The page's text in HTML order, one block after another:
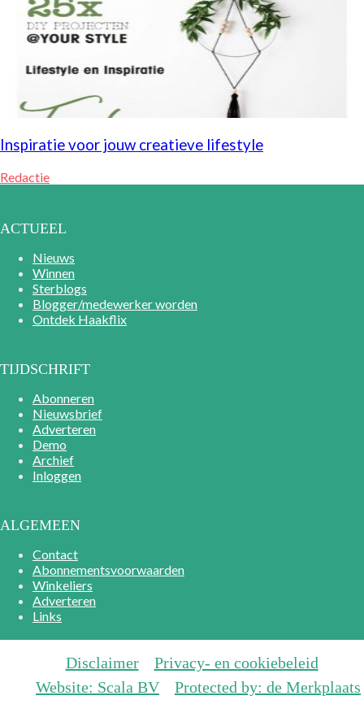
Inspiratie voor jouw creatieve lifestyle
Redactie
ACTUEEL
Nieuws
Winnen
Sterblogs
Blogger/medewerker worden
Ontdek Haakflix
TIJDSCHRIFT
Abonneren
Nieuwsbrief
Adverteren
Demo
Archief
Inloggen
ALGEMEEN
Contact
Abonnementsvoorwaarden
Winkeliers
Adverteren
Links
Disclaimer
Privacy- en cookiebeleid
Website: Scala BV
Protected by: de Merkplaats